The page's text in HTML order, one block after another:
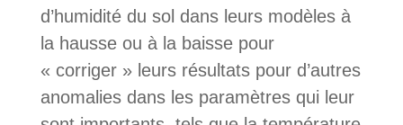
d’humidité du sol dans leurs modèles à
la hausse ou à la baisse pour
« corriger » leurs résultats pour d’autres
anomalies dans les paramètres qui leur